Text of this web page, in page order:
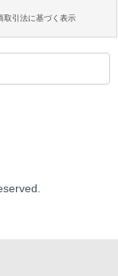
取引法に基づく表示